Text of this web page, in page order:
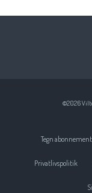
©2026
Tegn abonnement
Privatlivspolitik